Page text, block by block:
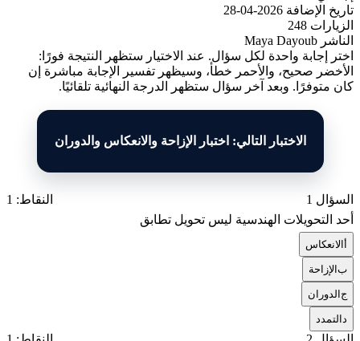
تاريخ الإضافة 2026-04-28
الزيارات 248
الناشر Maya Dayoub
اختر إجابة واحدة لكل سؤال. عند الاختيار ستظهر النتيجة فورًا:
الأخضر صحيح، والأحمر خطأ، وسيظهر تفسير الإجابة مباشرة إن
كان متوفرًا. وبعد آخر سؤال ستظهر الدرجة النهائية تلقائيًا.
الاختبار التالي: اختبار الإزاحة والانعكاس والدوران
السؤال 1
النقاط: 1
أحد التحويلات الهندسية ليس تحويل تطابق
الانعكاس
بالإزاحة
جالدوران
التمدد